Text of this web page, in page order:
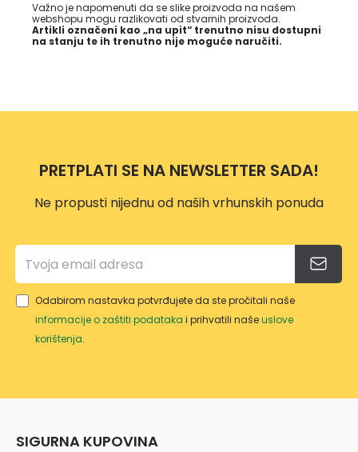
Važno je napomenuti da se slike proizvoda na našem
webshopu mogu razlikovati od stvarnih proizvoda.
Artikli označeni kao „na upit“ trenutno nisu dostupni
na stanju te ih trenutno nije moguće naručiti.
PRETPLATI SE NA NEWSLETTER SADA!
Ne propusti nijednu od naših vrhunskih ponuda
Odabirom nastavka potvrđujete da ste pročitali naše
informacije o zaštiti podataka i prihvatili našeuslove
korištenja.
SIGURNA KUPOVINA